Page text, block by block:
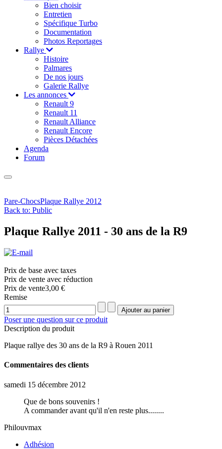
Bien choisir
Entretien
Spécifique Turbo
Documentation
Photos Reportages
Rallye
Histoire
Palmares
De nos jours
Galerie Rallye
Les annonces
Renault 9
Renault 11
Renault Alliance
Renault Encore
Pièces Détachées
Agenda
Forum
Pare-ChocsPlaque Rallye 2012
Back to: Public
Plaque Rallye 2011 - 30 ans de la R9
Prix de base avec taxes
Prix de vente avec réduction
Prix ​​de vente3,00 €
Remise
Poser une question sur ce produit
Description du produit
Plaque rallye des 30 ans de la R9 à Rouen 2011
Commentaires des clients
samedi 15 décembre 2012
Que de bons souvenirs !
A commander avant qu'il n'en reste plus........
Philouvmax
Adhésion